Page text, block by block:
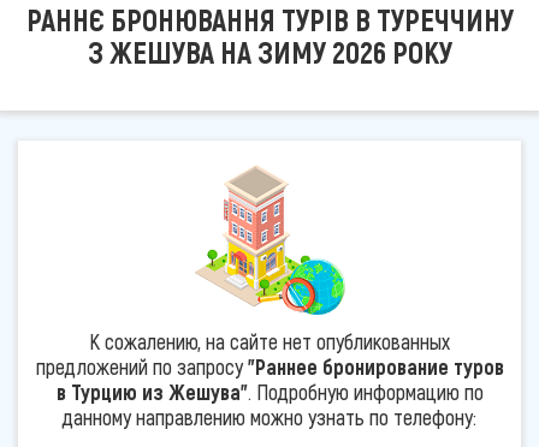
РАННЄ БРОНЮВАННЯ ТУРІВ В ТУРЕЧЧИНУ
З ЖЕШУВА НА ЗИМУ 2026 РОКУ
К сожалению, на сайте нет опубликованных
предложений по запросу"Раннее бронирование туров
в Турцию из Жешува". Подробную информацию по
данному направлению можно узнать по телефону: